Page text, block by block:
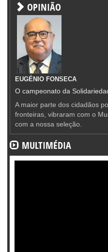
OPINIÃO
EUGÉNIO FONSECA
O campeonato da
A maior parte dos cidadãos
fronteiras, vibraram com o
com a nossa seleção.
MULTIMÉDIA